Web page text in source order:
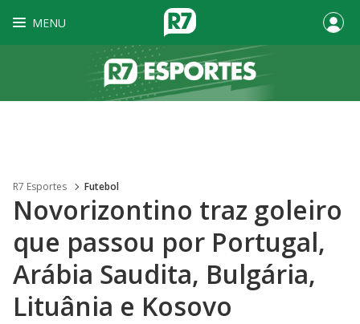
MENU
R7 Esportes Futebol
Novorizontino traz goleiro
que passou por Portugal,
Arábia Saudita, Bulgária,
Lituânia e Kosovo